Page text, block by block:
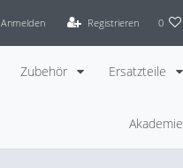
Anmelden Registrieren 0
Zubehör Ersatzteile
Akademie